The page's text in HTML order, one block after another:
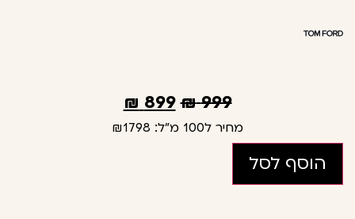
999
₪
899
₪
מחיר ל100 מ"ל: ₪1798
הוסף לסל